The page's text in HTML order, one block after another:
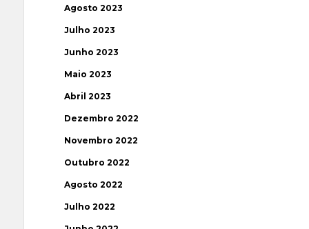
Agosto 2023
Julho 2023
Junho 2023
Maio 2023
Abril 2023
Dezembro 2022
Novembro 2022
Outubro 2022
Agosto 2022
Julho 2022